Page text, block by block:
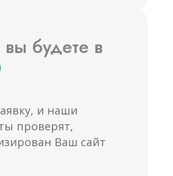
будете в
и наши
проверят,
Ваш сайт